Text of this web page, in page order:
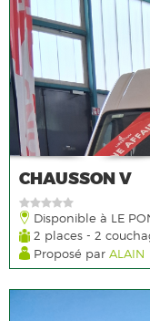
CHAUSSON V
Disponible à LE
2 places - 2
Proposé par ALAIN